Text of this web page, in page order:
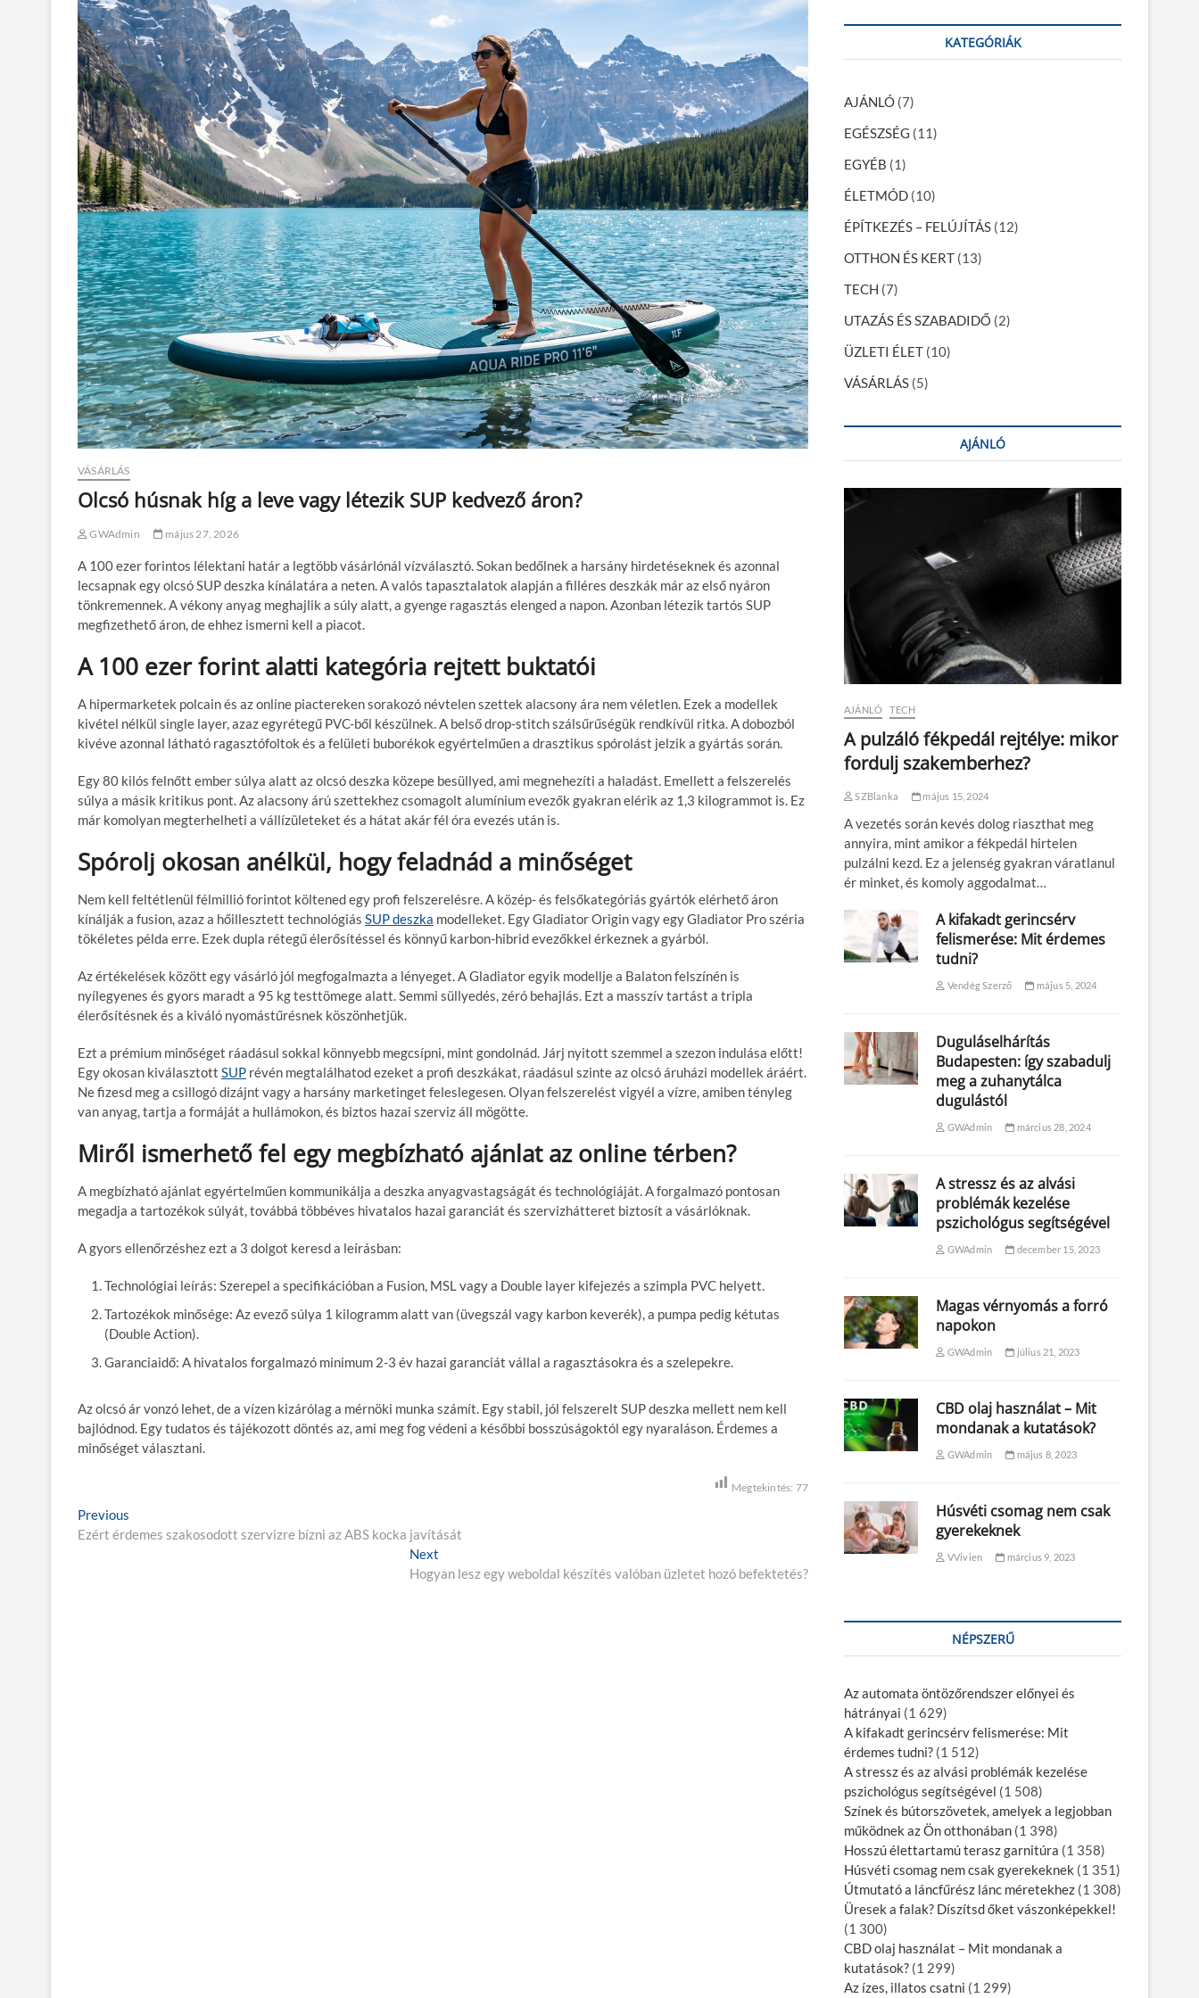
VÁSÁRLÁS
Olcsó húsnak híg a leve vagy létezik SUP kedvező áron?
GWAdmin május 27, 2026
A 100 ezer forintos lélektani határ a legtöbb vásárlónál vízválasztó. Sokan bedőlnek a harsány hirdetéseknek és azonnal
lecsapnak egy olcsó SUP deszka kínálatára a neten. A valós tapasztalatok alapján a filléres deszkák már az első nyáron
tönkremennek. A vékony anyag meghajlik a súly alatt, a gyenge ragasztás elenged a napon. Azonban létezik tartós SUP
megfizethető áron, de ehhez ismerni kell a piacot.
A 100 ezer forint alatti kategória rejtett buktatói
A hipermarketek polcain és az online piactereken sorakozó névtelen szettek alacsony ára nem véletlen. Ezek a modellek
kivétel nélkül single layer, azaz egyrétegű PVC-ből készülnek. A belső drop-stitch szálsűrűségük rendkívül ritka. A dobozból
kivéve azonnal látható ragasztófoltok és a felületi buborékok egyértelműen a drasztikus spórolást jelzik a gyártás során.
Egy 80 kilós felnőtt ember súlya alatt az olcsó deszka közepe besüllyed, ami megnehezíti a haladást. Emellett a felszerelés
súlya a másik kritikus pont. Az alacsony árú szettekhez csomagolt alumínium evezők gyakran elérik az 1,3 kilogrammot is. Ez
már komolyan megterhelheti a vállízületeket és a hátat akár fél óra evezés után is.
Spórolj okosan anélkül, hogy feladnád a minőséget
Nem kell feltétlenül félmillió forintot költened egy profi felszerelésre. A közép- és felsőkategóriás gyártók elérhető áron
kínálják a fusion, azaz a hőillesztett technológiás SUP deszka modelleket. Egy Gladiator Origin vagy egy Gladiator Pro széria
tökéletes példa erre. Ezek dupla rétegű élerősítéssel és könnyű karbon-hibrid evezőkkel érkeznek a gyárból.
Az értékelések között egy vásárló jól megfogalmazta a lényeget. A Gladiator egyik modellje a Balaton felszínén is
nyílegyenes és gyors maradt a 95 kg testtömege alatt. Semmi süllyedés, zéró behajlás. Ezt a masszív tartást a tripla
élerősítésnek és a kiváló nyomástűrésnek köszönhetjük.
Ezt a prémium minőséget ráadásul sokkal könnyebb megcsípni, mint gondolnád. Járj nyitott szemmel a szezon indulása előtt!
Egy okosan kiválasztott SUP révén megtalálhatod ezeket a profi deszkákat, ráadásul szinte az olcsó áruházi modellek áráért.
Ne fizesd meg a csillogó dizájnt vagy a harsány marketinget feleslegesen. Olyan felszerelést vigyél a vízre, amiben tényleg
van anyag, tartja a formáját a hullámokon, és biztos hazai szerviz áll mögötte.
Miről ismerhető fel egy megbízható ajánlat az online térben?
A megbízható ajánlat egyértelműen kommunikálja a deszka anyagvastagságát és technológiáját. A forgalmazó pontosan
megadja a tartozékok súlyát, továbbá többéves hivatalos hazai garanciát és szervizhátteret biztosít a vásárlóknak.
A gyors ellenőrzéshez ezt a 3 dolgot keresd a leírásban:
Technológiai leírás: Szerepel a specifikációban a Fusion, MSL vagy a Double layer kifejezés a szimpla PVC helyett.
Tartozékok minősége: Az evező súlya 1 kilogramm alatt van (üvegszál vagy karbon keverék), a pumpa pedig kétutas
(Double Action).
Garanciaidő: A hivatalos forgalmazó minimum 2-3 év hazai garanciát vállal a ragasztásokra és a szelepekre.
Az olcsó ár vonzó lehet, de a vízen kizárólag a mérnöki munka számít. Egy stabil, jól felszerelt SUP deszka mellett nem kell
bajlódnod. Egy tudatos és tájékozott döntés az, ami meg fog védeni a későbbi bosszúságoktól egy nyaraláson. Érdemes a
minőséget választani.
Megtekintés: 77
B
e
Previous
r
Ezért érdemes szakosodott szervizre bízni az ABS kocka javítását
Next
e
Hogyan lesz egy weboldal készítés valóban üzletet hozó befektetés?
r
KATEGÓRIÁK
AJÁNLÓ (7)
EGÉSZSÉG (11)
EGYÉB (1)
ÉLETMÓD (10)
ÉPÍTKEZÉS – FELÚJÍTÁS (12)
OTTHON ÉS KERT (13)
TECH (7)
UTAZÁS ÉS SZABADIDŐ (2)
ÜZLETI ÉLET (10)
VÁSÁRLÁS (5)
AJÁNLÓ
AJÁNLÓ TECH
A pulzáló fékpedál rejtélye: mikor
fordulj szakemberhez?
SZBlanka május 15, 2024
A vezetés során kevés dolog riaszthat meg
annyira, mint amikor a fékpedál hirtelen
pulzálni kezd. Ez a jelenség gyakran váratlanul
ér minket, és komoly aggodalmat…
A kifakadt gerincsérv
felismerése: Mit érdemes
tudni?
Vendég Szerző május 5, 2024
Duguláselhárítás
Budapesten: így szabadulj
meg a zuhanytálca
dugulástól
GWAdmin március 28, 2024
A stressz és az alvási
problémák kezelése
pszichológus segítségével
GWAdmin december 15, 2023
Magas vérnyomás a forró
napokon
GWAdmin július 21, 2023
CBD olaj használat – Mit
mondanak a kutatások?
GWAdmin május 8, 2023
Húsvéti csomag nem csak
gyerekeknek
VVivien március 9, 2023
NÉPSZERŰ
Az automata öntözőrendszer előnyei és
hátrányai (1 629)
A kifakadt gerincsérv felismerése: Mit
érdemes tudni? (1 512)
A stressz és az alvási problémák kezelése
pszichológus segítségével (1 508)
Színek és bútorszövetek, amelyek a legjobban
működnek az Ön otthonában (1 398)
Hosszú élettartamú terasz garnitúra (1 358)
Húsvéti csomag nem csak gyerekeknek (1 351)
Útmutató a láncfűrész lánc méretekhez (1 308)
Üresek a falak? Díszítsd őket vászonképekkel!
(1 300)
CBD olaj használat – Mit mondanak a
kutatások? (1 299)
Az ízes, illatos csatni (1 299)